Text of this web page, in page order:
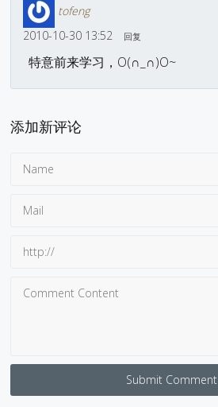
tofeng
2010-10-30 13:52
回复
特意前来学习，O(∩_∩)O~
添加新评论
Submit Comment